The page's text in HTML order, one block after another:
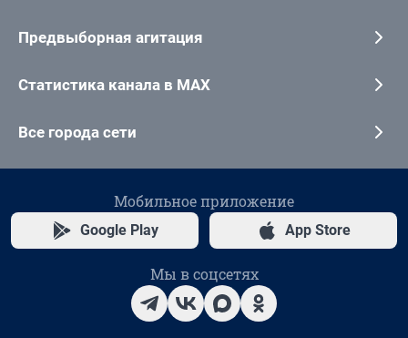
Предвыборная агитация
Статистика канала в MAX
Все города сети
Мобильное приложение
Google Play App Store
Мы в соцсетях